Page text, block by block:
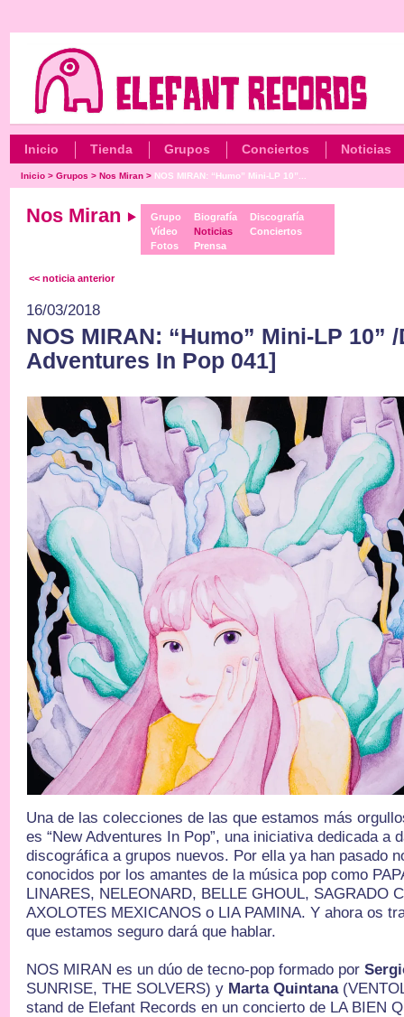
Inicio Tienda Grupos Conciertos Noticias
Inicio >Grupos >Nos Miran > NOS MIRAN: “Humo” Mini-LP 10”...
Nos Miran
Grupo
Vídeo
Fotos
Biografía
Noticias
Prensa
Discografía
Conciertos
<< noticia anterior
16/03/2018
NOS MIRAN: “Humo” Mini-LP 10”
Adventures In Pop 041]
Una de las colecciones de las que estamos más
es “New Adventures In Pop”, una iniciativa dedicada a
discográfica a grupos nuevos. Por ella ya han pasado
conocidos por los amantes de la música pop como
LINARES, NELEONARD, BELLE GHOUL, SAGRADO
AXOLOTES MEXICANOS o LIA PAMINA. Y ahora os
que estamos seguro dará que hablar.
NOS MIRAN es un dúo de tecno-pop formado por
SUNRISE, THE SOLVERS) y Marta Quintana
stand de Elefant Records en un concierto de LA BIEN